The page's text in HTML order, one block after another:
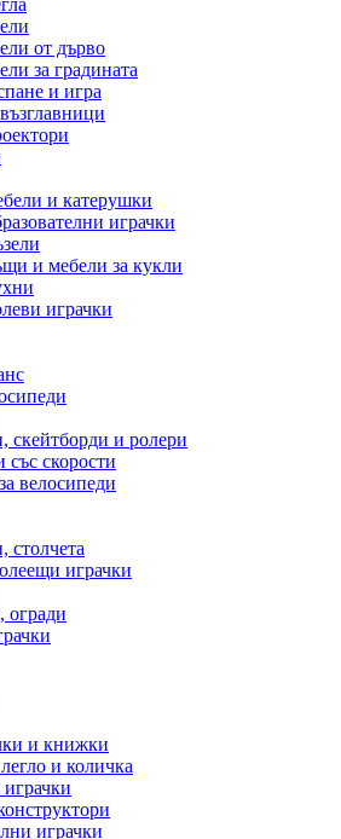
от дърво
за градината
и игра
и катерушки
играчки
и мебели за кукли
играчки
скейтборди и ролери
със скорости
велосипеди
играчки
огради
и книжки
и количка
играчки